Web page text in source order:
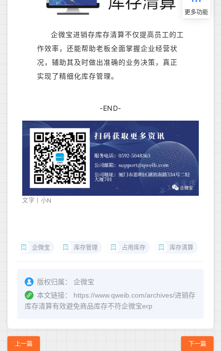
企微宝进销存库存清算不仅提高员工的工
作效率，还能帮助老板全面掌握企业经营状
况，辅助其及时做出准确的业务决策，真正
实现了精细化库存管理。
-END-
文字丨小N
企微宝 库存管理 占用库存 库存清算
版权归属：
企微宝
本文链接：
https://www.qweib.com/archives/进销存
库存清算有效避免商品库存不符企微宝erp
上一篇 下一篇